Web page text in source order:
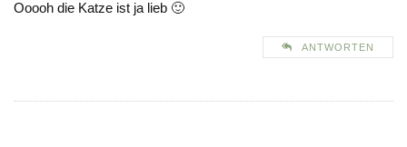
Ooooh die Katze ist ja lieb 🙂
ANTWORTEN